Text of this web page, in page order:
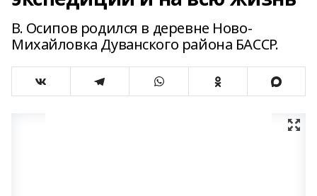
В. Осипов родился в деревне Ново-
Михайловка Дуванского района БАССР.